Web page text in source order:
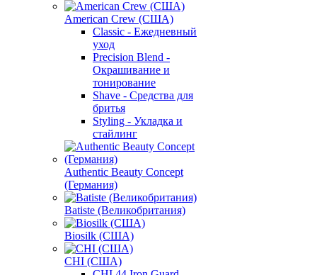
American Crew (США)
Classic - Ежедневный
уход
Precision Blend -
Окрашивание и
тонирование
Shave - Средства для
бритья
Styling - Укладка и
стайлинг
Authentic Beauty Concept
(Германия)
Batiste (Великобритания)
Biosilk (США)
CHI (США)